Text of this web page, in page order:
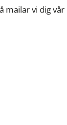
mailar vi dig vår